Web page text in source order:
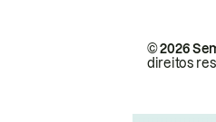
© 2026
direitos